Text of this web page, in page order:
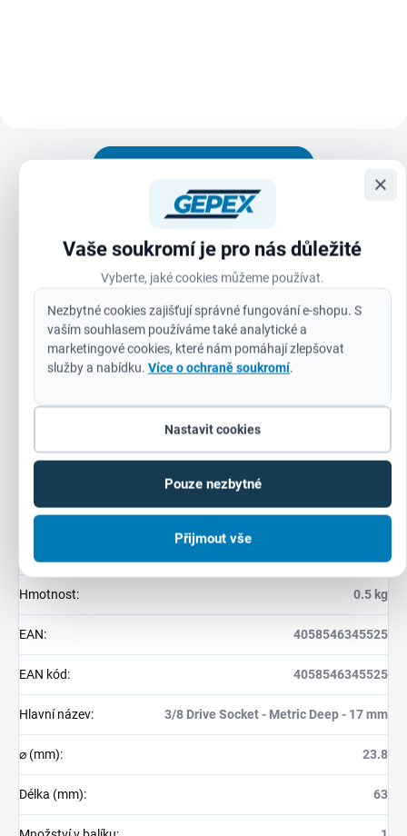
Vaše soukromí je pro nás důležité
Vyberte, jaké cookies můžeme používat.
Nezbytné cookies zajišťují správné fungování e-shopu. S
vaším souhlasem používáme také analytické a
marketingové cookies, které nám pomáhají zlepšovat
služby a nabídku. Více o ochraně soukromí.
Nastavit cookies
Pouze nezbytné
Přijmout vše
×
Boční části nástrčného klíče typu FOUR FLAT™ zabraňují
odvalení.
Strany FOUR FLAT™ pro snadné použití s klíčem pro
Vyražené rozměry zaručují snadnou viditelnost.
Povrchová úprava chromováním.
Doplňkové parametry
Kategorie: Průmyslové hlavice 3/8"
Záruka
Hmotnost: 0.5 kg
EAN: 4058546345525
EAN kód: 4058546345525
Hlavní název: 3/8 Drive Socket - Metric Deep - 17 mm
⌀ (mm): 23.8
Délka (mm): 63